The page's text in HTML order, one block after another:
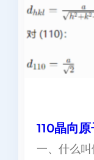
110晶向
一、什么